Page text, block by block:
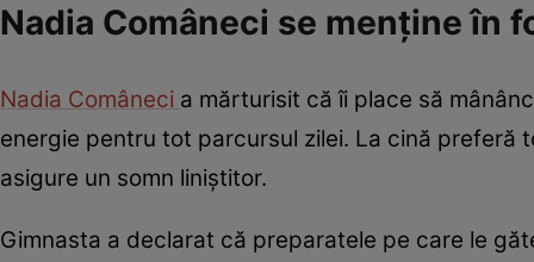
Nadia Comâneci se menține în
Nadia Comâneci a mărturisit că îi place să
energie pentru tot parcursul zilei. La cină preferă
asigure un somn liniștitor.
Gimnasta a declarat că preparatele pe care le